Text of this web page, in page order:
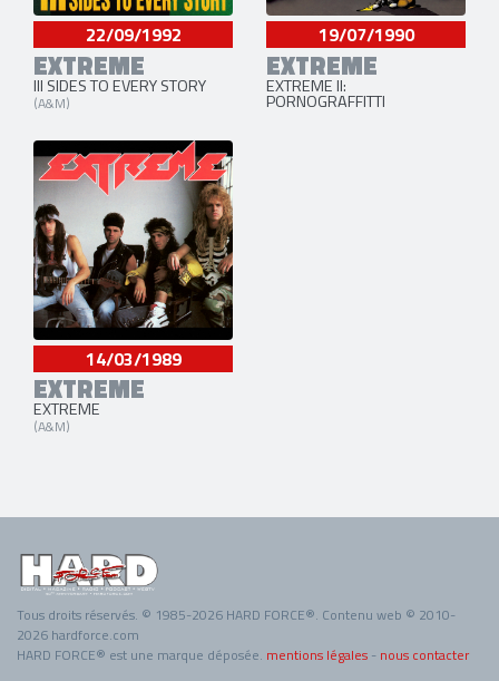
22/09/1992
EXTREME
III SIDES TO EVERY STORY
(A&M)
19/07/1990
EXTREME
EXTREME II:
PORNOGRAFFITTI
14/03/1989
EXTREME
EXTREME
(A&M)
Tous droits réservés. © 1985-2026 HARD FORCE®. Contenu web © 2010-
2026 hardforce.com
HARD FORCE® est une marque déposée. mentions légales - nous contacter